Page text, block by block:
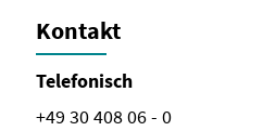
Kontakt
Telefonisch
+49 30 408 06 - 0